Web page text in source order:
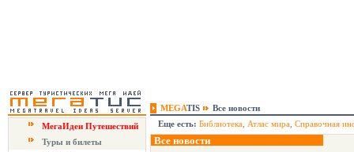
MEGATIS
Все новости
МегаИдеи Путешествий
Туры и билеты
Еще есть: Библиотека Атлас мира Справочная
Все новости